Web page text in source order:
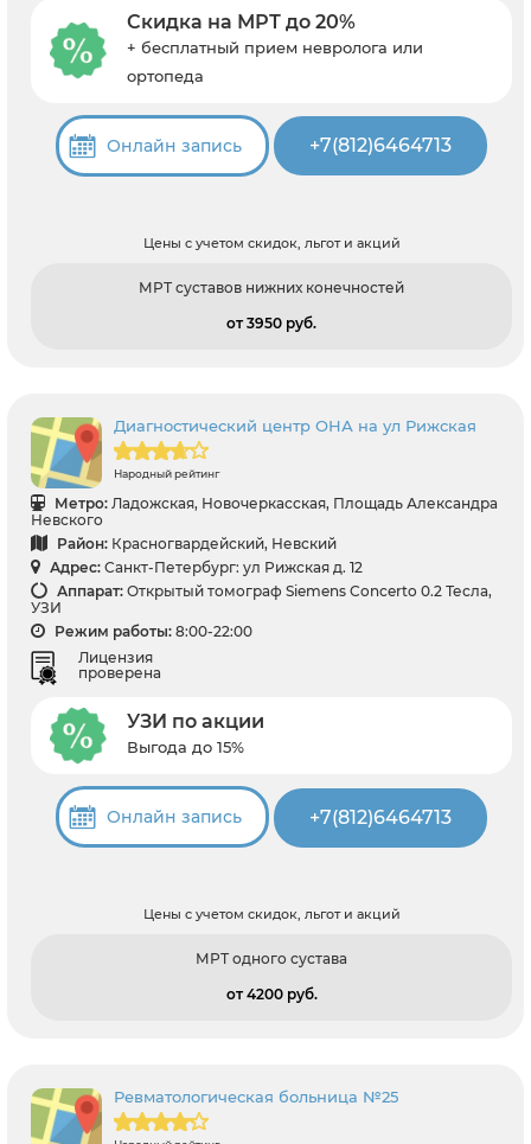
Скидка на МРТ до 20%
+ бесплатный прием невролога или
ортопеда
Онлайн запись +7(812)6464713
Цены с учетом скидок, льгот и акций
МРТ суставов нижних конечностей
от 3950 pуб.
Диагностический центр ОНА на ул Рижская
Народный рейтинг
Метро: Ладожская, Новочеркасская, Площадь Александра
Невского
Район: Красногвардейский, Невский
Адрес: Санкт-Петербург: ул Рижская д. 12
Аппарат: Открытый томограф Siemens Concerto 0.2 Тесла,
УЗИ
Режим работы: 8:00-22:00
Лицензия
проверена
УЗИ по акции
Выгода до 15%
Онлайн запись +7(812)6464713
Цены с учетом скидок, льгот и акций
МРТ одного сустава
от 4200 pуб.
Ревматологическая больница №25